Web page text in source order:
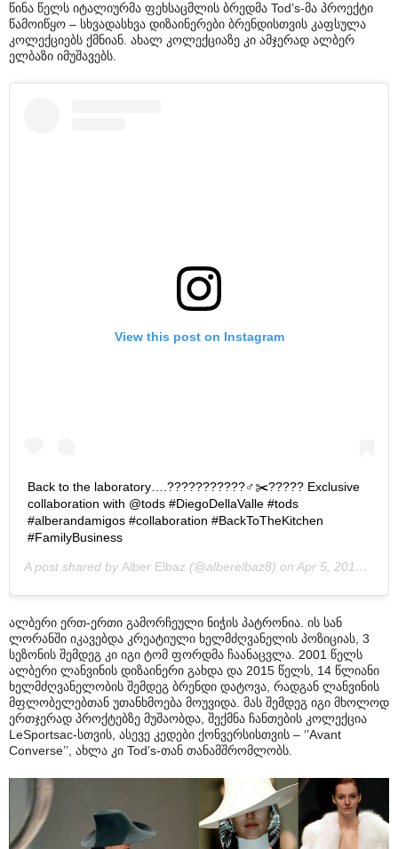
წინა წელს იტალიურმა ფეხსაცმლის ბრედმა Tod’s-მა პროექტი
წამოიწყო – სხვადასხვა დიზაინერები ბრენდისთვის კაფსულა
კოლექციებს ქმნიან. ახალ კოლექციაზე კი ამჯერად ალბერ
ელბაზი იმუშავებს.
View this post on Instagram
Back to the laboratory….??‍???‍???‍???‍♂️✂️????? Exclusive
collaboration with @tods #DiegoDellaValle #tods
#alberandamigos #collaboration #BackToTheKitchen
#FamilyBusiness
A post shared by Alber Elbaz (@alberelbaz8) on Apr 5, 2019 at 2:10am PDT
ალბერი ერთ-ერთი გამორჩეული ნიჭის პატრონია. ის სან
ლორანში იკავებდა კრეატიული ხელმძღვანელის პოზიციას, 3
სეზონის შემდეგ კი იგი ტომ ფორდმა ჩაანაცვლა. 2001 წელს
ალბერი ლანვინის დიზაინერი გახდა და 2015 წელს, 14 წლიანი
ხელმძღვანელობის შემდეგ ბრენდი დატოვა, რადგან ლანვინის
მფლობელებთან უთანხმოება მოუვიდა. მას შემდეგ იგი მხოლოდ
ერთჯერად პროქტებზე მუშაობდა, შექმნა ჩანთების კოლექცია
LeSportsac-სთვის, ასევე კედები ქონვერსისთვის – ‘’Avant
Converse’’, ახლა კი Tod’s-თან თანამშრომლობს.